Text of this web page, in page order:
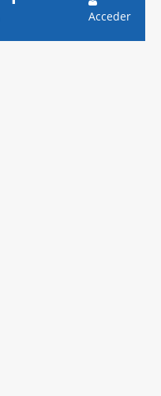
Acceder